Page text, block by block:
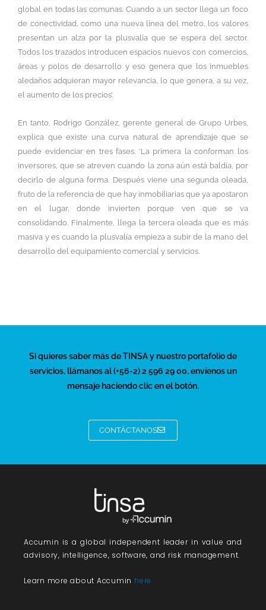
global en todas las comunas. Cuando a un sector llega un foco
de conectividad, como una nueva línea del metro, los valores
presentan un alza por la plusvalía que se espera del sector.
Todos los trazados introducen espacios nuevos con comercios,
áreas y polos de desarrollo y eso genera que los inmuebles
aledaños adquieran mayor relevancia, lo que genera, a su vez,
el aumento de los precios’.
En tanto, Rodrigo González, gerente general de Grupo Urbes,
explica que existe una curva natural de aprendizaje que se
puede evidenciar en tres fases. ‘La primera la conforman los
inversores, que se atreven cuando la zona aún está baldía, por
decirlo de alguna forma. Después viene una segunda oleada,
fruto de la referencia de que hay inmobiliarias que ya apostaron
en el lugar, donde invierten porque ven que se va
consolidando. Finalmente, llega la tercera oleada que es más
masiva y es cuando la plusvalía empieza a subir de la mano del
desarrollo del equipamiento comercial y servicios.
Si quieres saber más de TINSA y nuestro portafolio de
servicios, llámanos al (+56-2) 2 596 29 00, envíenos un
mensaje haciendo clic en el botón.
CONTÁCTANOS
Accumin is a global independent leader in value and
advisory, intelligence, software, and risk management.
Learn more about Accumin here